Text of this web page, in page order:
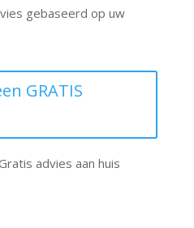
gebaseerd op uw
GRATIS